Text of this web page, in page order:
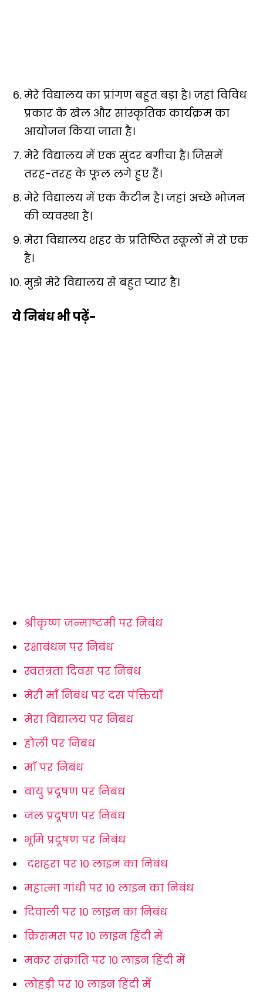
मेरे विद्यालय का प्रांगण बहुत बड़ा है। जहां विविध
प्रकार के खेल और सांस्कृतिक कार्यक्रम का
आयोजन किया जाता है।
मेरे विद्यालय में एक सुंदर बगीचा है। जिसमें
तरह-तरह के फूल लगे हुए हैं।
मेरे विद्यालय में एक कैंटीन है। जहां अच्छे भोजन
की व्यवस्था है।
मेरा विद्यालय शहर के प्रतिष्ठित स्कूलों में से एक
है।
मुझे मेरे विद्यालय से बहुत प्यार है।
ये निबंध भी पढ़ें-
श्रीकृष्ण जन्माष्टमी पर निबंध
रक्षाबंधन पर निबंध
स्वतंत्रता दिवस पर निबंध
मेरी माँ निबंध पर दस पंक्तियाँ
मेरा विद्यालय पर निबंध
होली पर निबंध
माँ पर निबंध
वायु प्रदूषण पर निबंध
जल प्रदूषण पर निबंध
भूमि प्रदूषण पर निबंध
दशहरा पर 10 लाइन का निबंध
महात्मा गांधी पर 10 लाइन का निबंध
दिवाली पर 10 लाइन का निबंध
क्रिसमस पर 10 लाइन हिंदी में
मकर संक्रांति पर 10 लाइन हिंदी में
लोहड़ी पर 10 लाइन हिंदी में